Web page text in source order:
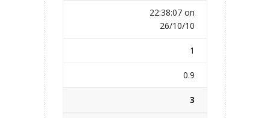
22:38:07 on
26/10/10
1
0.9
3